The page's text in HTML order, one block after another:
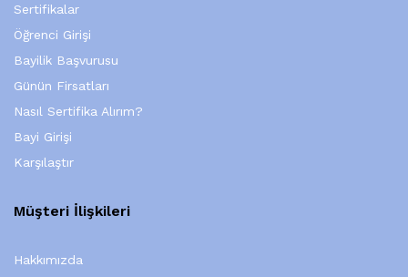
Sertifikalar
Öğrenci Girişi
Bayilik Başvurusu
Günün Firsatları
Nasıl Sertifika Alırım?
Bayi Girişi
Karşılaştır
Müşteri İlişkileri
Hakkımızda